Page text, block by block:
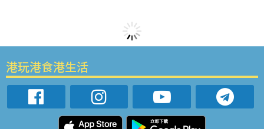
港玩港食港生活